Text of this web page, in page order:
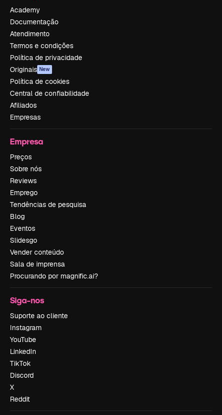
Academy
Documentação
Atendimento
Termos e condições
Política de privacidade
Originais New
Política de cookies
Central de confiabilidade
Afiliados
Empresas
Empresa
Preços
Sobre nós
Reviews
Emprego
Tendências de pesquisa
Blog
Eventos
Slidesgo
Vender conteúdo
Sala de imprensa
Procurando por magnific.ai?
Siga-nos
Suporte ao cliente
Instagram
YouTube
LinkedIn
TikTok
Discord
X
Reddit